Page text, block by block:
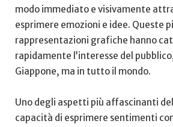
modo immediato e visivamente⁣
esprimere emozioni e idee. ‌Queste
⁣rappresentazioni grafiche hanno
rapidamente l’interesse ‍del
Giappone, ma​ in tutto il mondo.
Uno ⁣degli aspetti più affascinanti
capacità di esprimere ​sentimenti